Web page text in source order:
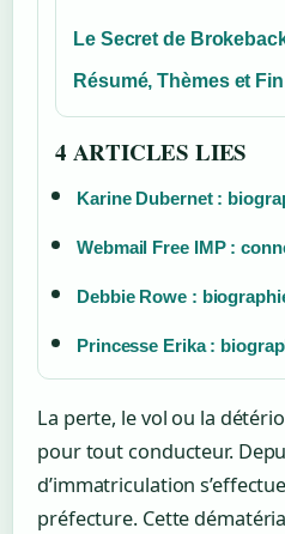
Le Secret de
Résumé, Thèmes et
4 ARTICLES LIES
Karine Dubernet :
Webmail Free IMP :
Debbie Rowe :
Princesse Erika :
La perte, le vol ou la
pour tout conducteur.
d’immatriculation
préfecture. Cette